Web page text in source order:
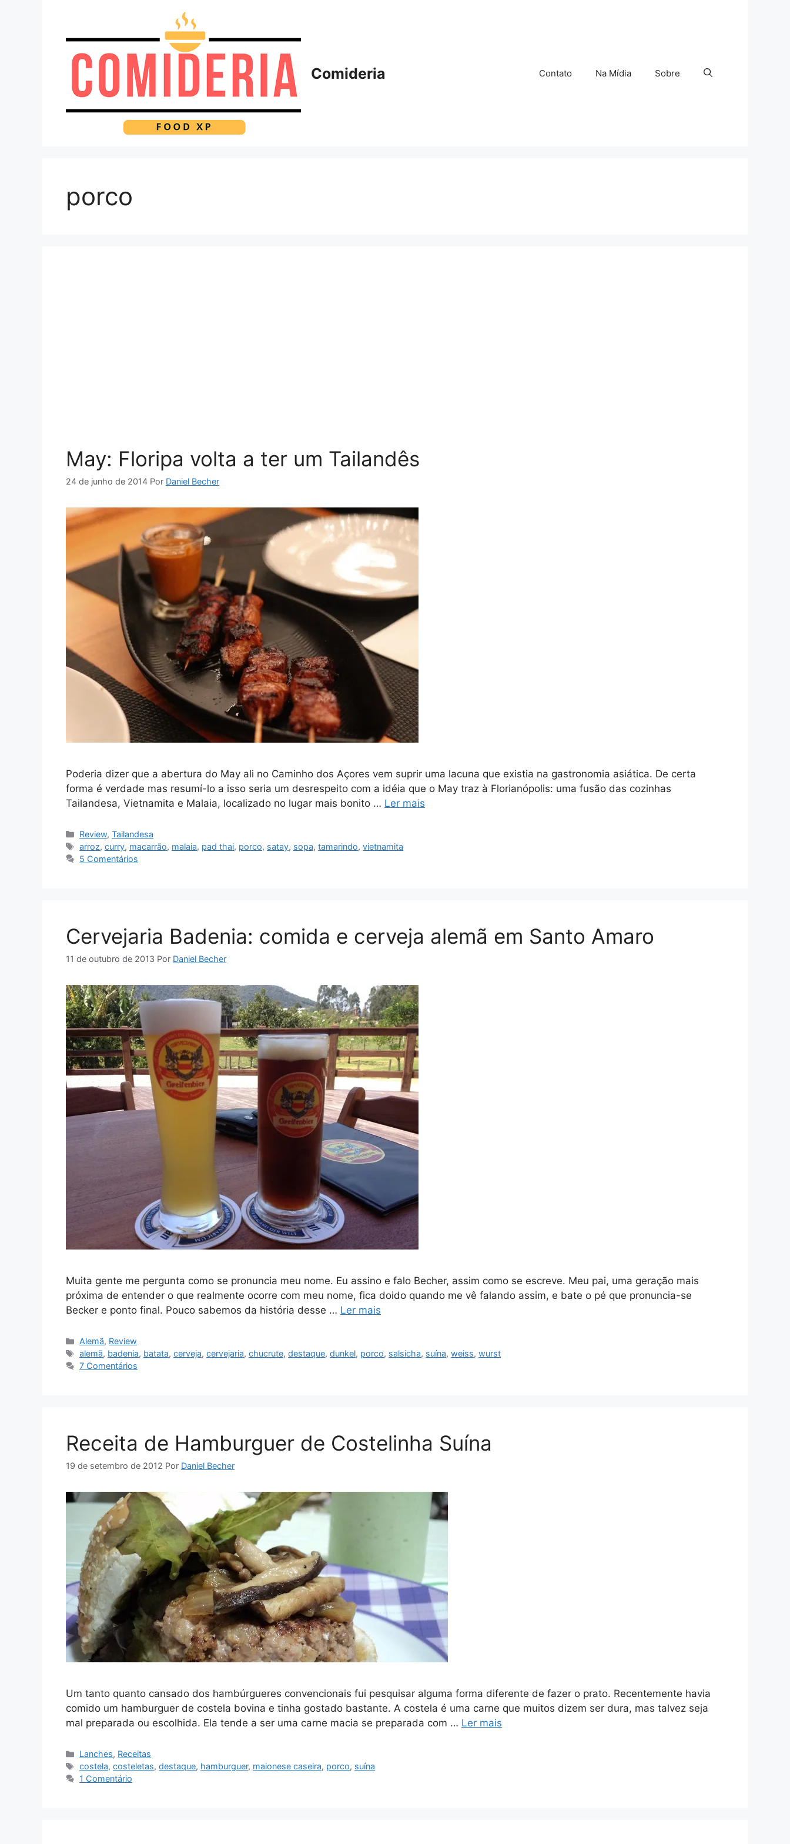
Comideria Contato Na Mídia Sobre
porco
May: Floripa volta a ter um Tailandês
24 de junho de 2014 Por Daniel Becher
Poderia dizer que a abertura do May ali no Caminho dos Açores vem suprir uma lacuna que existia na gastronomia asiática. De certa
forma é verdade mas resumí-lo a isso seria um desrespeito com a idéia que o May traz à Florianópolis: uma fusão das cozinhas
Tailandesa, Vietnamita e Malaia, localizado no lugar mais bonito … Ler mais
Categorias
Review,Tailandesa
Tags
arroz,curry, macarrão, malaia, pad thai, porco, satay, sopa,tamarindo,vietnamita
5 Comentários
Cervejaria Badenia: comida e cerveja alemã em Santo Amaro
11 de outubro de 2013 Por Daniel Becher
Muita gente me pergunta como se pronuncia meu nome. Eu assino e falo Becher, assim como se escreve. Meu pai, uma geração mais
próxima de entender o que realmente ocorre com meu nome, fica doido quando me vê falando assim, e bate o pé que pronuncia-se
Becker e ponto final. Pouco sabemos da história desse … Ler mais
Categorias
Alemã, Review
Tags
alemã, badenia, batata,cerveja,cervejaria,chucrute,destaque,dunkel, porco, salsicha, suína,weiss,wurst
7 Comentários
Receita de Hamburguer de Costelinha Suína
19 de setembro de 2012 Por Daniel Becher
Um tanto quanto cansado dos hambúrgueres convencionais fui pesquisar alguma forma diferente de fazer o prato. Recentemente havia
comido um hamburguer de costela bovina e tinha gostado bastante. A costela é uma carne que muitos dizem ser dura, mas talvez seja
mal preparada ou escolhida. Ela tende a ser uma carne macia se preparada com … Ler mais
Categorias
Lanches, Receitas
Tags
costela,costeletas,destaque, hamburguer, maionese caseira, porco, suína
1 Comentário